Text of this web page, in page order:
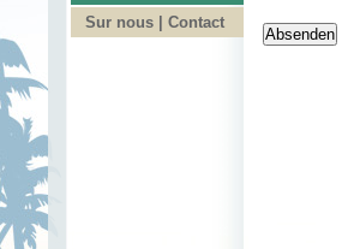
Sur nous | Contact